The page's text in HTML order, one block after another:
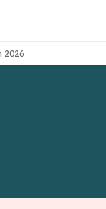
2026